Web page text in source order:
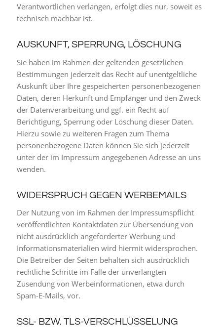
Verantwortlichen verlangen, erfolgt dies nur, soweit es
technisch machbar ist.
AUSKUNFT, SPERRUNG, LÖSCHUNG
Sie haben im Rahmen der geltenden gesetzlichen
Bestimmungen jederzeit das Recht auf unentgeltliche
Auskunft über Ihre gespeicherten personenbezogenen
Daten, deren Herkunft und Empfänger und den Zweck
der Datenverarbeitung und ggf. ein Recht auf
Berichtigung, Sperrung oder Löschung dieser Daten.
Hierzu sowie zu weiteren Fragen zum Thema
personenbezogene Daten können Sie sich jederzeit
unter der im Impressum angegebenen Adresse an uns
wenden.
WIDERSPRUCH GEGEN WERBEMAILS
Der Nutzung von im Rahmen der Impressumspflicht
veröffentlichten Kontaktdaten zur Übersendung von
nicht ausdrücklich angeforderter Werbung und
Informationsmaterialien wird hiermit widersprochen.
Die Betreiber der Seiten behalten sich ausdrücklich
rechtliche Schritte im Falle der unverlangten
Zusendung von Werbeinformationen, etwa durch
Spam-E-Mails, vor.
SSL- BZW. TLS-VERSCHLÜSSELUNG